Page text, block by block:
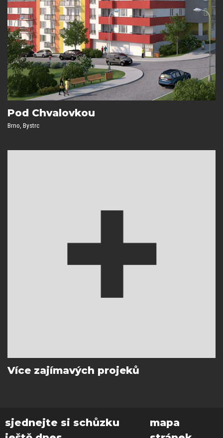
Pod Chvalovkou
Brno, Bystrc
Více zajímavých projeků
sjednejte si schůzku
mapa